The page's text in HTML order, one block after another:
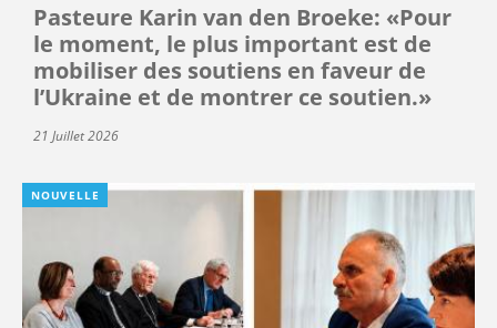
Pasteure Karin van den Broeke: «Pour
le moment, le plus important est de
mobiliser des soutiens en faveur de
l’Ukraine et de montrer ce soutien.»
21 Juillet 2026
NOUVELLE